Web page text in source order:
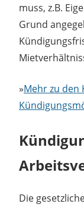
muss, z.B.
Grund
»Mehr zu den
Die